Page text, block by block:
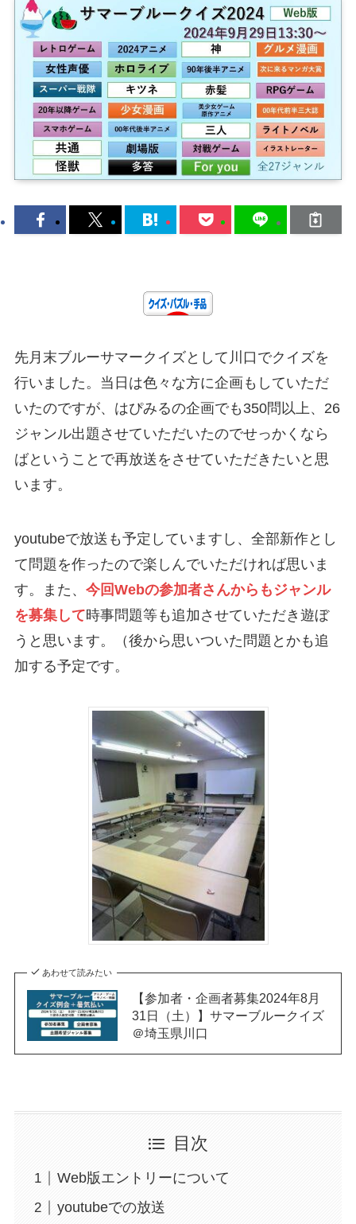
先月末ブルーサマークイズとして川口でクイズを
行いました。当日は色々な方に企画もしていただ
いたのですが、はぴみるの企画でも350問以上、26
ジャンル出題させていただいたのでせっかくなら
ばということで再放送をさせていただきたいと思
います。
youtubeで放送も予定していますし、全部新作とし
て問題を作ったので楽しんでいただければ思いま
す。また、 今回Webの参加者さんからもジャンル
を募集して時事問題等も追加させていただき遊ぼ
うと思います。（後から思いついた問題とかも追
加する予定です。
あわせて読みたい
【参加者・企画者募集2024年8月
31日（土）】サマーブルークイズ
＠埼玉県川口
目次
Web版エントリーについて
youtubeでの放送